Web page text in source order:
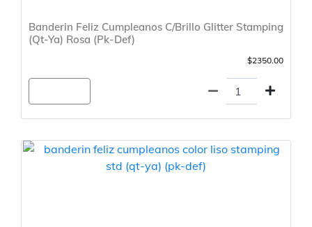
Banderin Feliz Cumpleanos C/Brillo Glitter Stamping
(Qt-Ya) Rosa (Pk-Def)
$2350.00